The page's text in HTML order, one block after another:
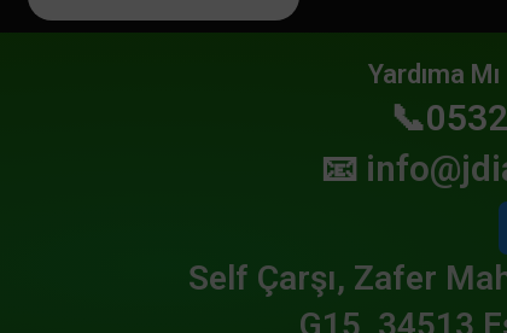
Yardıma
📧
Self Çarşı, Zafer